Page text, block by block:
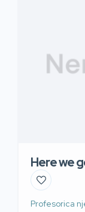
Here we
Profesorica